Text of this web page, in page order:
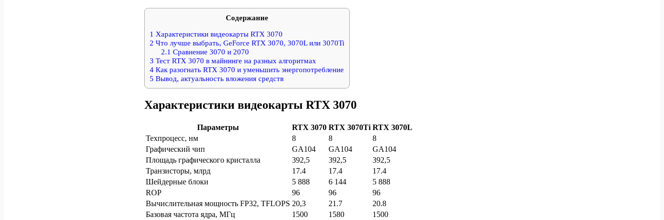
Содержание
1 Характеристики видеокарты RTX 3070
2 Что лучше выбрать, GeForce RTX 3070, 3070L или 3070Ti
2.1 Сравнение 3070 и 2070
3 Тест RTX 3070 в майнинге на разных алгоритмах
4 Как разогнать RTX 3070 и уменьшить энергопотребление
5 Вывод, актуальность вложения средств
Характеристики видеокарты RTX 3070
Параметры RTX 3070 RTX 3070Ti RTX 3070L
Техпроцесс, нм
8 8
8
Графический чип
GA104 GA104
GA104
Площадь графического кристалла
392,5 392,5
392,5
Транзисторы, млрд
17.4 17.4
17.4
Шейдерные блоки
5 888 6 144
5 888
ROP
96 96
96
Вычислительная мощность FP32, TFLOPS 20,3 21.7
20.8
Базовая частота ядра, МГц
1500 1580
1500